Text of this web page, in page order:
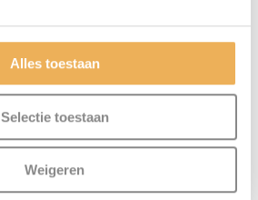
Alles toestaan
Selectie toestaan
Weigeren